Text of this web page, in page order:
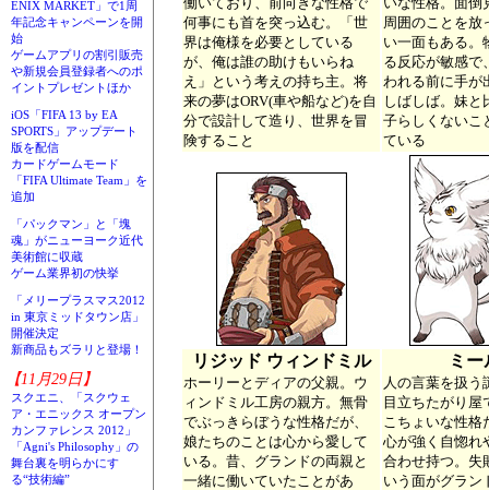
ENIX MARKET」で1周
年記念キャンペーンを開
始
ゲームアプリの割引販売
や新規会員登録者へのポ
イントプレゼントほか
iOS「FIFA 13 by EA
SPORTS」アップデート
版を配信
カードゲームモード
「FIFA Ultimate Team」を
追加
「パックマン」と「塊
魂」がニューヨーク近代
美術館に収蔵
ゲーム業界初の快挙
「メリープラスマス2012
in 東京ミッドタウン店」
開催決定
新商品もズラリと登場！
【11月29日】
スクエニ、「スクウェ
ア・エニックス オープン
カンファレンス 2012」
「Agni's Philosophy」の
舞台裏を明らかにす
る“技術編”
何事にも首を突っ込む。「世
界は俺様を必要としている
が、俺は誰の助けもいらね
え」という考えの持ち主。将
来の夢はORV(車や船など)を自
分で設計して造り、世界を冒
険すること
周囲のことを放
い一面もある。
る反応が敏感で
われる前に手が
しばしば。妹と
子らしくないこ
ている
リジッド ウィンドミル
ホーリーとディアの父親。ウ
ィンドミル工房の親方。無骨
でぶっきらぼうな性格だが、
娘たちのことは心から愛して
いる。昔、グランドの両親と
一緒に働いていたことがあ
ミー
人の言葉を扱う
目立ちたがり屋
こちょいな性格
心が強く自惚れ
合わせ持つ。失
いう面がグラン